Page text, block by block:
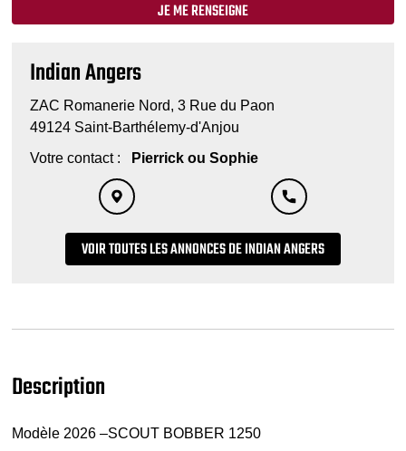
JE ME RENSEIGNE
Indian Angers
ZAC Romanerie Nord, 3 Rue du Paon
49124 Saint-Barthélemy-d'Anjou
Votre contact :
Pierrick ou Sophie
VOIR TOUTES LES ANNONCES DE INDIAN ANGERS
Description
Modèle 2026 –SCOUT BOBBER 1250